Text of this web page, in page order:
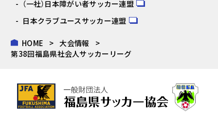
（一社）日本障がい者サッカー連盟
日本クラブユースサッカー連盟
HOME
大会情報
第38回福島県社会人サッカーリーグ